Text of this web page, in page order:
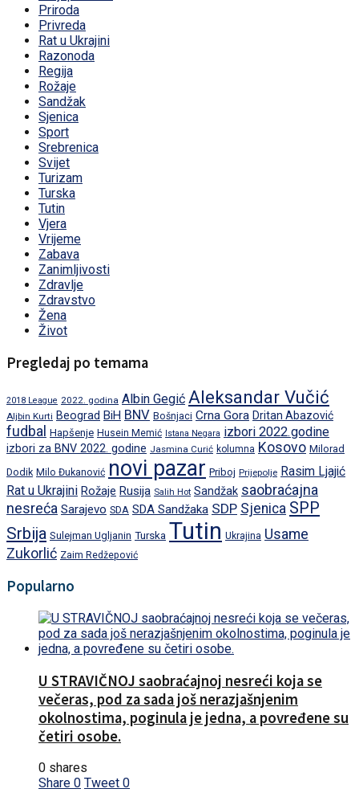
Priroda
Privreda
Rat u Ukrajini
Razonoda
Regija
Rožaje
Sandžak
Sjenica
Sport
Srebrenica
Svijet
Turizam
Turska
Tutin
Vjera
Vrijeme
Zabava
Zanimljivosti
Zdravlje
Zdravstvo
Žena
Život
Pregledaj po temama
2018 League 2022. godina Albin Gegić Aleksandar Vučić
Aljbin Kurti Beograd BiH BNV Bošnjaci Crna Gora Dritan Abazović
fudbal Hapšenje Husein Memić Istana Negara izbori 2022.godine
izbori za BNV 2022. godine Jasmina Curić kolumna Kosovo Milorad
Dodik Milo Đukanović novi pazar Priboj Prijepolje Rasim Ljajić
Rat u Ukrajini Rožaje Rusija Salih Hot Sandžak saobraćajna
nesreća Sarajevo SDA SDA Sandžaka SDP Sjenica SPP
Srbija Sulejman Ugljanin Turska Tutin Ukrajina Usame
Zukorlić Zaim Redžepović
Popularno
U STRAVIČNOJ saobraćajnoj nesreći koja se
večeras, pod za sada još nerazjašnjenim
okolnostima, poginula je jedna, a povređene su
četiri osobe.
0 shares
Share 0 Tweet 0